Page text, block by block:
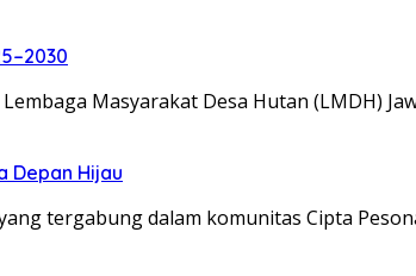
Masyarakat Desa Hutan (LMDH)
Depan Hijau
tergabung dalam komunitas Cipta